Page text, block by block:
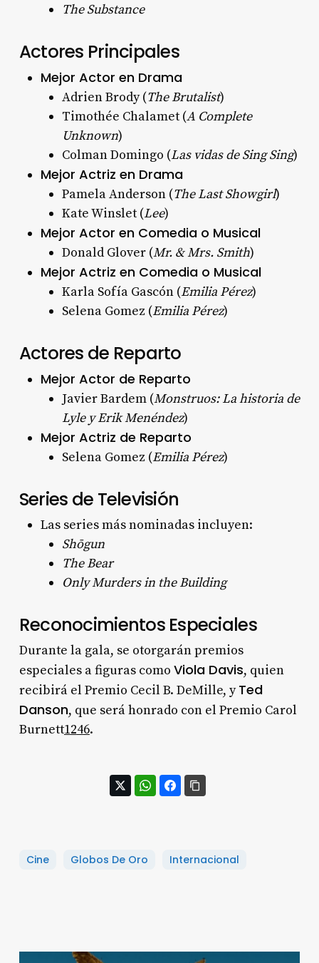
The Substance
Actores Principales
Mejor Actor en Drama
Adrien Brody (The Brutalist)
Timothée Chalamet (A Complete
Unknown)
Colman Domingo (Las vidas de Sing Sing)
Mejor Actriz en Drama
Pamela Anderson (The Last Showgirl)
Kate Winslet (Lee)
Mejor Actor en Comedia o Musical
Donald Glover (Mr. & Mrs. Smith)
Mejor Actriz en Comedia o Musical
Karla Sofía Gascón (Emilia Pérez)
Selena Gomez (Emilia Pérez)
Actores de Reparto
Mejor Actor de Reparto
Javier Bardem (Monstruos: La historia de
Lyle y Erik Menéndez)
Mejor Actriz de Reparto
Selena Gomez (Emilia Pérez)
Series de Televisión
Las series más nominadas incluyen:
Shōgun
The Bear
Only Murders in the Building
Reconocimientos Especiales
Durante la gala, se otorgarán premios
especiales a figuras como Viola Davis, quien
recibirá el Premio Cecil B. DeMille, yTed
Danson, que será honrado con el Premio Carol
Burnett1246.
Cine Globos De Oro Internacional